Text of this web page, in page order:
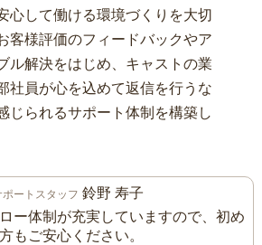
心して働ける環境づくりを大切
客様評価のフィードバックやア
ル解決をはじめ、キャストの業
社員が心を込めて返信を行うな
じられるサポート体制を構築し
ポートスタッフ 鈴野 寿子
ー体制が充実していますので、初め
もご安心ください。